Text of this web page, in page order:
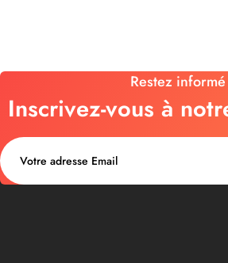
Restez informé
Inscrivez-vous à